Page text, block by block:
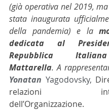
(già operativa nel 2019,
stata inaugurata
della pandemia) e la
dedicata al
Repubblica
Mattarella
Yonatan Yagodovsky,
relazioni
dell’Organizzazione.